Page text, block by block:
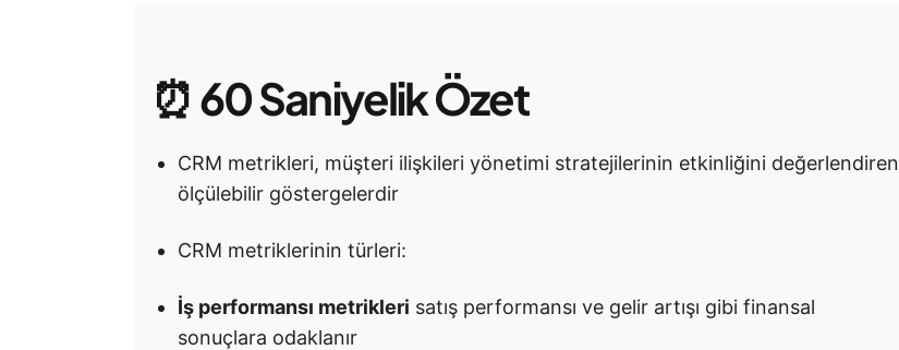
⏰60 Saniyelik Özet
CRM metrikleri, müşteri ilişkileri yönetimi stratejilerinin etkinliğini değerlendiren
ölçülebilir göstergelerdir
CRM metriklerinin türleri:
İş performansı metrikleri satış performansı ve gelir artışı gibi finansal
sonuçlara odaklanır